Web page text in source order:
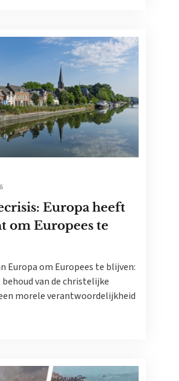
Europa heeft
om Europees te
Europa om Europees te blijven:
van de christelijke
morele verantwoordelijkheid